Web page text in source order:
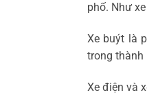
phố. Như
Xe buýt là
trong thành
Xe điện và